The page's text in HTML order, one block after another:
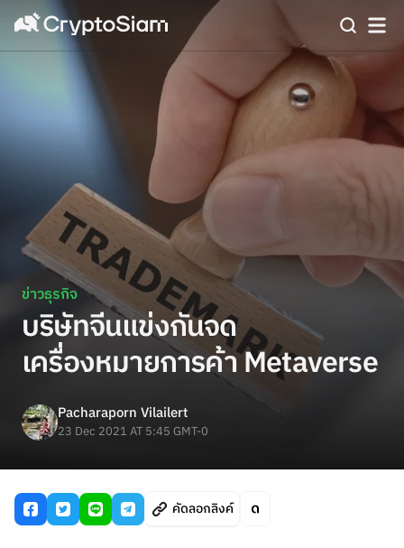
ข่าวธุรกิจ
บริษัทจีนแข่งกันจด
เครื่องหมายการค้า Metaverse
Pacharaporn Vilailert
23 Dec 2021 AT 5:45 GMT-0
คัดลอกลิงค์